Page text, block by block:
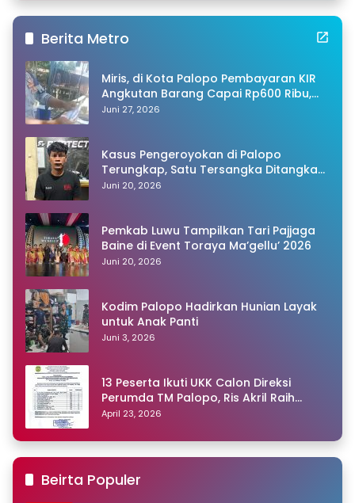
Berita Metro
Miris, di Kota Palopo Pembayaran KIR
Angkutan Barang Capai Rp600 Ribu,
Warganet Pertanyakan Dugaan Pungli
Juni 27, 2026
Kasus Pengeroyokan di Palopo
Terungkap, Satu Tersangka Ditangkap
Polisi
Juni 20, 2026
Pemkab Luwu Tampilkan Tari Pajjaga
Baine di Event Toraya Ma’gellu’ 2026
Juni 20, 2026
Kodim Palopo Hadirkan Hunian Layak
untuk Anak Panti
Juni 3, 2026
13 Peserta Ikuti UKK Calon Direksi
Perumda TM Palopo, Ris Akril Raih
Peringkat Pertama
April 23, 2026
Beirta Populer